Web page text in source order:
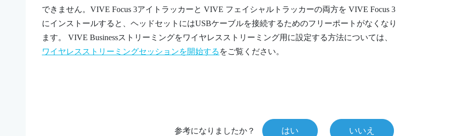
できません。 VIVE Focus 3アイトラッカーと VIVE フェイシャルトラッカーの両方を VIVE Focus 3
にインストールすると、ヘッドセットにはUSBケーブルを接続するためのフリーポートがなくなり
ます。 VIVE Businessストリーミングをワイヤレスストリーミング用に設定する方法については、
ワイヤレスストリーミングセッションを開始する をご覧ください。
参考になりましたか？ はい いいえ